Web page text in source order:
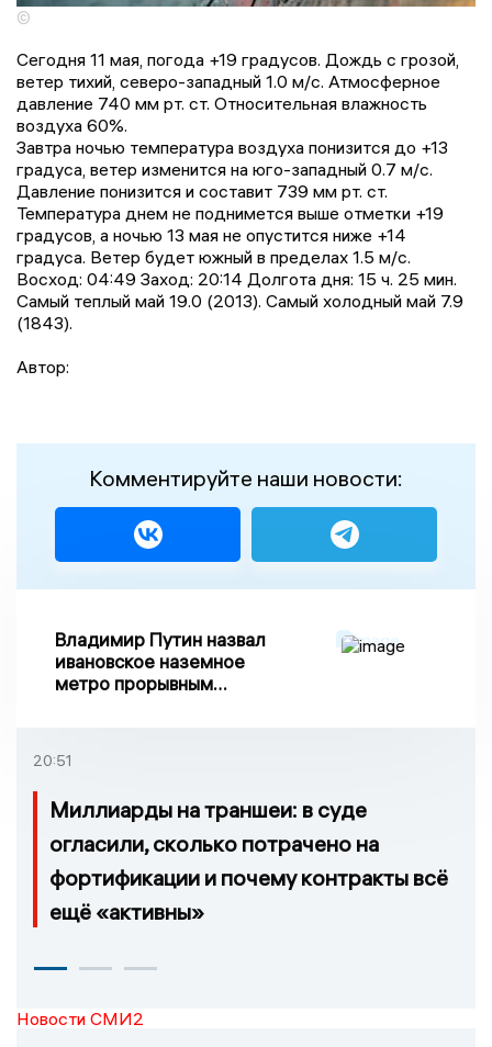
©
Сегодня 11 мая, погода +19 градусов. Дождь с грозой,
ветер тихий, северо-западный 1.0 м/с. Атмосферное
давление 740 мм рт. ст. Относительная влажность
воздуха 60%.
Завтра ночью температура воздуха понизится до +13
градусa, ветер изменится на юго-западный 0.7 м/с.
Давление понизится и составит 739 мм рт. ст.
Температура днем не поднимется выше отметки +19
градусов, a ночью 13 мая не опустится ниже +14
градусa. Ветер будет южный в пределах 1.5 м/с.
Восход: 04:49 Заход: 20:14 Долгота дня: 15 ч. 25 мин.
Самый теплый май 19.0 (2013). Самый холодный май 7.9
(1843).
Автор:
Комментируйте наши новости:
Владимир Путин назвал
ивановское наземное
метро прорывным
20:51
Миллиарды на траншеи: в суде
огласили, сколько потрачено на
фортификации и почему контракты всё
ещё «активны»
Новости СМИ2